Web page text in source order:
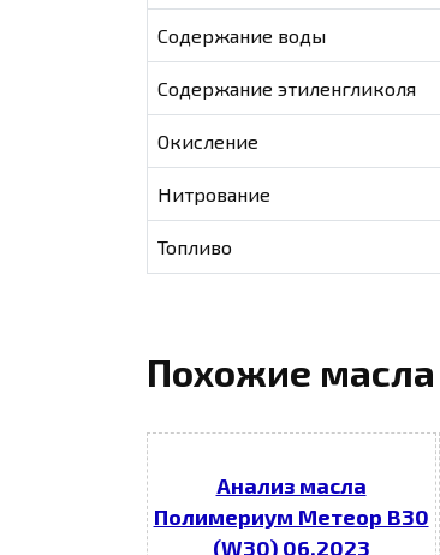
Содержание воды
Содержание этиленгликоля
Окисление
Нитрование
Топливо
Похожие масла
Анализ масла
Полимериум Метеор В30
(W30) 06.2023